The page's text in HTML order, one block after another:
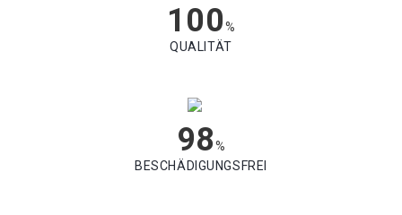
100%
QUALITÄT
98%
BESCHÄDIGUNGSFREI